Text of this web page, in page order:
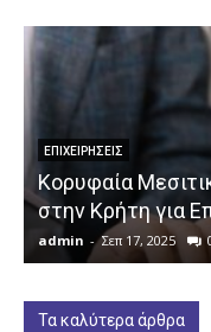
ΕΠΙΧΕΙΡΉΣΕΙΣ
Κορυφαία
στην Κρήτη για
admin - Σεπ 17, 2025
Τα καλύτερα άρθρα